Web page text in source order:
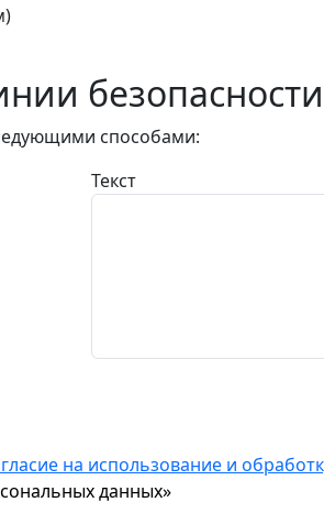
безопасности
способами:
Текст
на использование и
данных»